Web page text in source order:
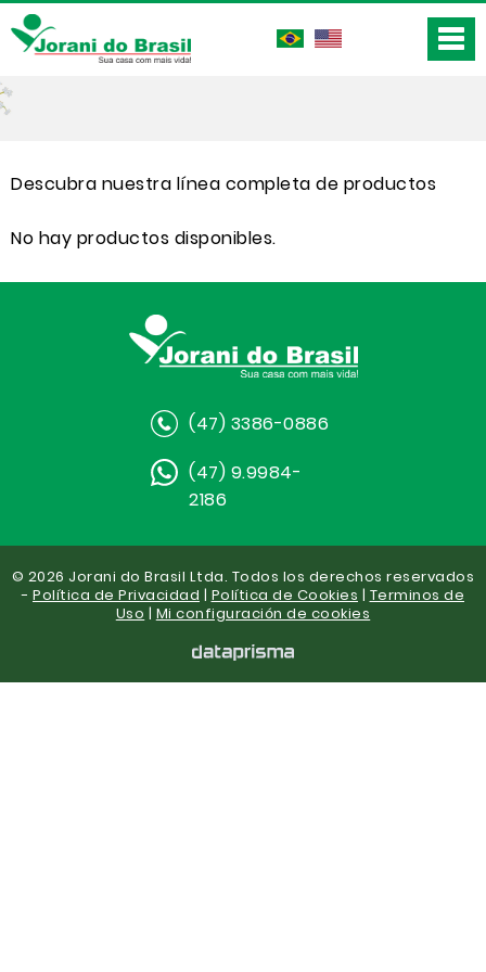
Descubra nuestra línea completa de productos
No hay productos disponibles.
(47) 3386-0886
(47) 9.9984-
2186
© 2026 Jorani do Brasil Ltda. Todos los derechos reservados
- Política de Privacidad | Política de Cookies | Terminos de
Uso | Mi configuración de cookies